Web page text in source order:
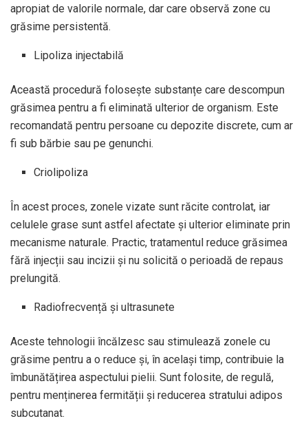
apropiat de valorile normale, dar care observă zone cu
grăsime persistentă.
Lipoliza injectabilă
Această procedură folosește substanțe care descompun
grăsimea pentru a fi eliminată ulterior de organism. Este
recomandată pentru persoane cu depozite discrete, cum ar
fi sub bărbie sau pe genunchi.
Criolipoliza
În acest proces, zonele vizate sunt răcite controlat, iar
celulele grase sunt astfel afectate și ulterior eliminate prin
mecanisme naturale. Practic, tratamentul reduce grăsimea
fără injecții sau incizii și nu solicită o perioadă de repaus
prelungită.
Radiofrecvență și ultrasunete
Aceste tehnologii încălzesc sau stimulează zonele cu
grăsime pentru a o reduce și, în același timp, contribuie la
îmbunătățirea aspectului pielii. Sunt folosite, de regulă,
pentru menținerea fermității și reducerea stratului adipos
subcutanat.